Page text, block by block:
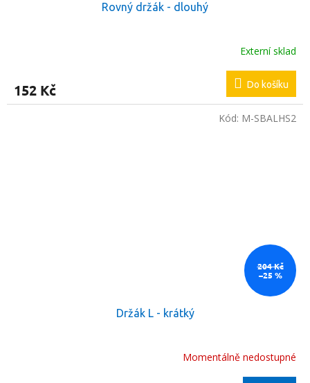
Rovný držák - dlouhý
Externí sklad
152 Kč Do košíku
204 Kč
–25 %
Držák L - krátký
Momentálně nedostupné
Kód: M-SBALHS2